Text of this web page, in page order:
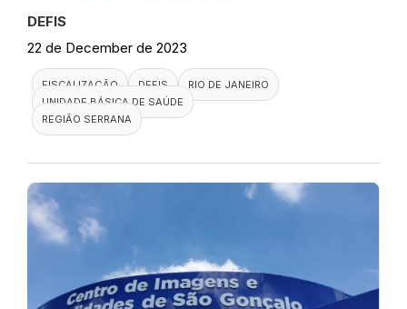
DEFIS
22 de December de 2023
FISCALIZAÇÃO DEFIS
RIO DE JANEIRO
UNIDADE BÁSICA DE SAÚDE
REGIÃO SERRANA